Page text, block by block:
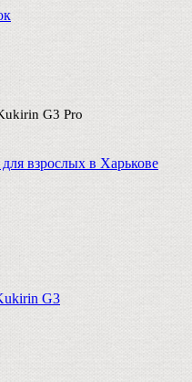
G3 Pro
взрослых в Харькове
G3